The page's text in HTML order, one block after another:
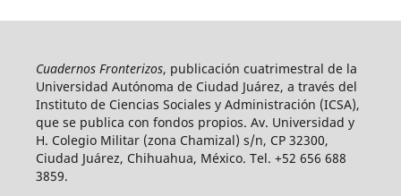
Cuadernos Fronterizos, publicación cuatrimestral de la
Universidad Autónoma de Ciudad Juárez, a través del
Instituto de Ciencias Sociales y Administración (ICSA),
que se publica con fondos propios. Av. Universidad y
H. Colegio Militar (zona Chamizal) s/n, CP 32300,
Ciudad Juárez, Chihuahua, México. Tel. +52 656 688
3859.